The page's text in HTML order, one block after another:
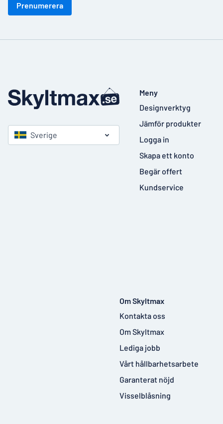
Prenumerera
Sverige
Meny
Designverktyg
Jämför produkter
Logga in
Skapa ett konto
Begär offert
Kundservice
Om Skyltmax
Kontakta oss
Om Skyltmax
Lediga jobb
Vårt hållbarhetsarbete
Garanterat nöjd
Visselblåsning